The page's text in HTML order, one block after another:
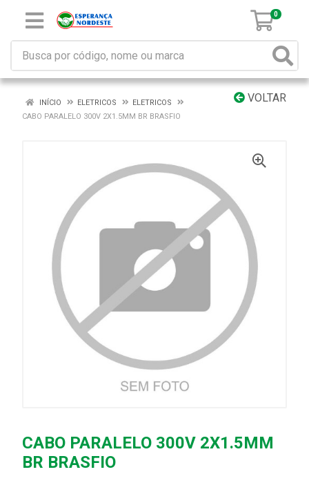
0
VOLTAR
INÍCIO ELETRICOS
ELETRICOS
CABO PARALELO 300V 2X1.5MM BR BRASFIO
CABO PARALELO 300V 2X1.5MM
BR BRASFIO